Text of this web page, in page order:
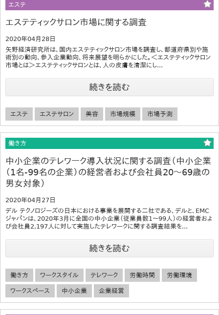
エステ
エステティックサロン市場に関する調査
2020年04月28日
矢野経済研究所は、国内エステティックサロン市場を調査し、都道府県別や施
術別の動向、参入企業動向、将来展望を明らかにした。＜エステティックサロン
市場とは＞エステティックサロンとは、人の皮膚を清潔にし...
続きを読む
エステ エステサロン 美容 市場規模 市場予測
働き方
中小企業のテレワーク導入状況に関する調査（中小企業
（1名-99名の企業）の経営者および会社員20～69歳の
男女対象）
2020年04月27日
デル テクノロジーズの日本における事業を展開する二社である、デルと、EMC
ジャパンは、2020年3月に全国の中小企業（従業員数1～99人）の経営者およ
び会社員2,197人に対して実施したテレワークに関する調査結果を...
続きを読む
働き方 ワークスタイル テレワーク 労働時間 労働環境
ワークスペース 中小企業 企業経営